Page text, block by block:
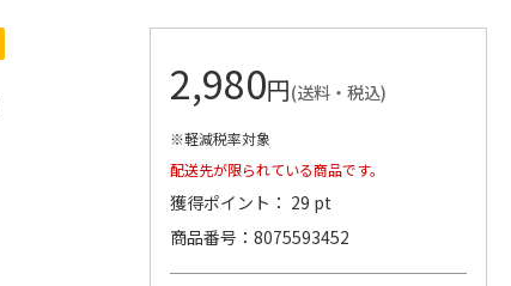
2,980円(送料・税込)
※軽減税率対象
配送先が限られている商品です。
獲得ポイント： 29 pt
商品番号
8075593452